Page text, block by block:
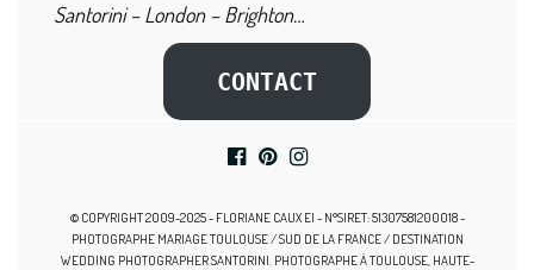
Santorini – London – Brighton…
CONTACT
© COPYRIGHT 2009-2025 - FLORIANE CAUX EI - N°SIRET: 51307581200018 -
PHOTOGRAPHE MARIAGE TOULOUSE / SUD DE LA FRANCE / DESTINATION
WEDDING PHOTOGRAPHER SANTORINI. PHOTOGRAPHE À TOULOUSE, HAUTE-